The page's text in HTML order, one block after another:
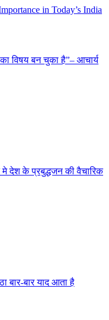
in Today’s India
विषय बन चुका है”– आचार्य
मे देश के प्रबुद्धजन की वैचारिक
बार-बार याद आता है